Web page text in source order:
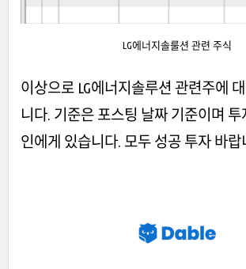
LG에너지솔룰션 관련 주식
이상으로 LG에너지솔루션 관련주에
니다. 기준은 포스팅 날짜 기준이며
인에게 있습니다. 모두 성공 투자 바랍